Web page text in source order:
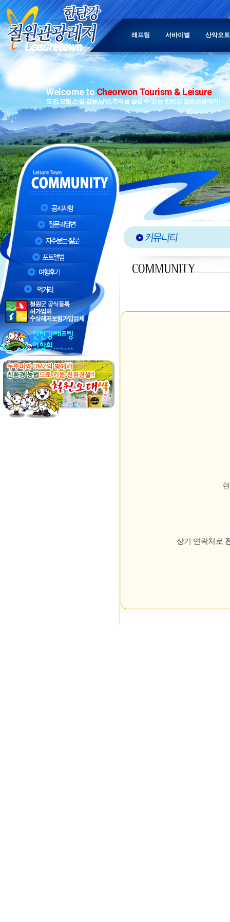
Welcome to Cheorwon Tourism & Leisure
도전,모험,스릴,감동,낭만,추억을 즐길 수 있는 한탄강 철원관광레저!
래프팅 서바이벌 산악오
상기 연락처로